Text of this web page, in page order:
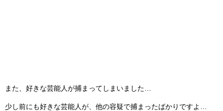
また、好きな芸能人が捕まってしまいました…
少し前にも好きな芸能人が、他の容疑で捕まったばかりですよ…